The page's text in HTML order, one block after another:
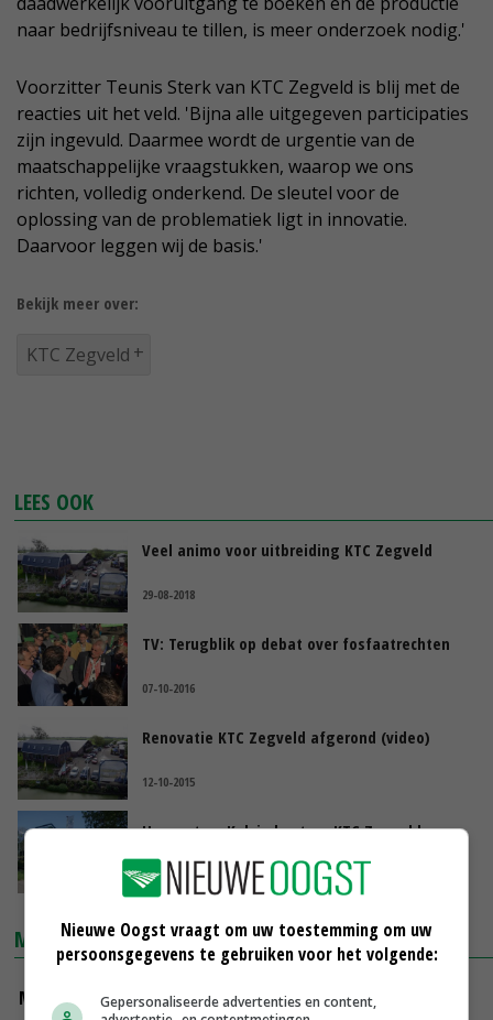
naar bedrijfsniveau te tillen, is meer onderzoek nodig.'
Voorzitter Teunis Sterk van KTC Zegveld is blij met de
reacties uit het veld. 'Bijna alle uitgegeven participaties
zijn ingevuld. Daarmee wordt de urgentie van de
maatschappelijke vraagstukken, waarop we ons
richten, volledig onderkend. De sleutel voor de
oplossing van de problematiek ligt in innovatie.
Daarvoor leggen wij de basis.'
Bekijk meer over:
KTC Zegveld
LEES OOK
Veel animo voor uitbreiding KTC Zegveld
29-08-2018
TV: Terugblik op debat over fosfaatrechten
07-10-2016
Renovatie KTC Zegveld afgerond (video)
12-10-2015
Hagoort en Kok in bestuur KTC Zegveld
27-05-2015
MARKTPRIJZEN
Magere melkpoeder
Nieuwe Oogst vraagt om uw toestemming om uw
persoonsgegevens te gebruiken voor het volgende:
Gepersonaliseerde advertenties en content,